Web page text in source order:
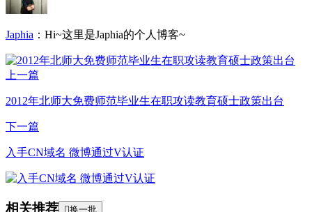
Japhia ：Hi~这里是Japhia的个人博客~
上一篇
2012年北师大免费师范毕业生在职攻读教育硕士政策出台
下一篇
入手CN域名 微博通过V认证
相关推荐 换一批